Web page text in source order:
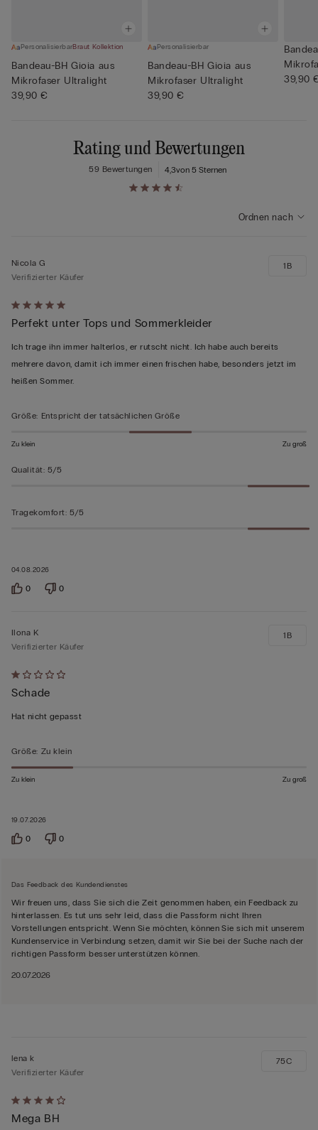
PersonalisierbarBraut Kollektion
Bandeau-BH Gioia aus
Mikrofaser Ultralight
39,90 €
Personalisierbar
Bandeau-BH Gioia aus
Mikrofaser Ultralight
39,90 €
39,90
Rating und Bewertungen
4,3von 5 Sternen
59 Bewertungen
Ordnen nach
Mit
5
von
5
bewertet
04.08.2026
Nicola G
Verifizierter Käufer
Perfekt unter Tops und Sommerkleider
Ich trage ihn immer halterlos, er rutscht nicht. Ich habe auch bereits
mehrere davon, damit ich immer einen frischen habe, besonders jetzt im
heißen Sommer.
1B
Größe: Entspricht der tatsächlichen Größe
Zu klein Zu groß
Qualität: 5/5
Tragekomfort: 5/5
0 0
Mit
1
von
bewertet
19.07.2026
Ilona K
Verifizierter Käufer
Schade
Hat nicht gepasst
1B
Größe: Zu klein
Zu klein Zu groß
0 0
Das Feedback des Kundendienstes
Wir freuen uns, dass Sie sich die Zeit genommen haben, ein Feedback zu
hinterlassen. Es tut uns sehr leid, dass die Passform nicht Ihren
Vorstellungen entspricht. Wenn Sie möchten, können Sie sich mit unserem
Kundenservice in Verbindung setzen, damit wir Sie bei der Suche nach der
richtigen Passform besser unterstützen können.
20.07.2026
Mit
4
lena k
Verifizierter Käufer
Mega BH
75C